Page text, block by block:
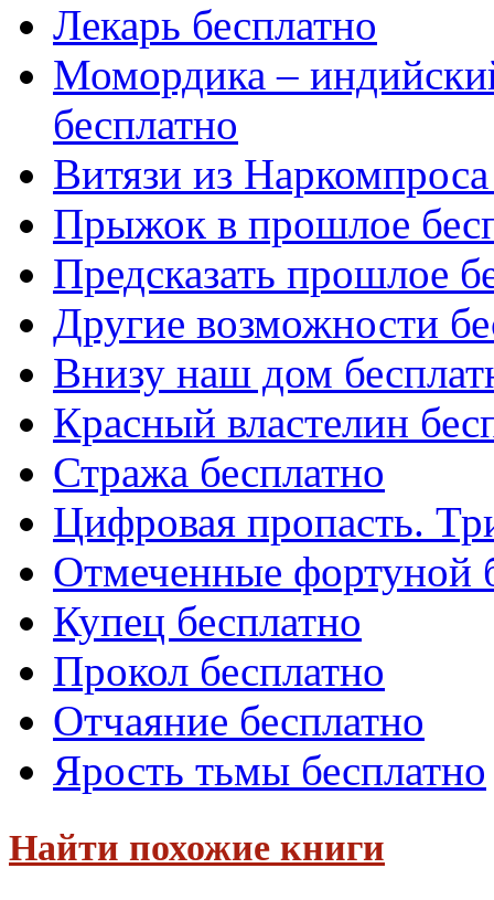
Лекарь бесплатно
Момордика –
бесплатно
Витязи из
Прыжок в прошлое
Предсказать прошлое
Другие возможности
Внизу наш дом
Красный властелин
Стража бесплатно
Цифровая пропасть.
Отмеченные фортуной
Купец бесплатно
Прокол бесплатно
Отчаяние бесплатно
Ярость тьмы бесплатно
Найти похожие книги